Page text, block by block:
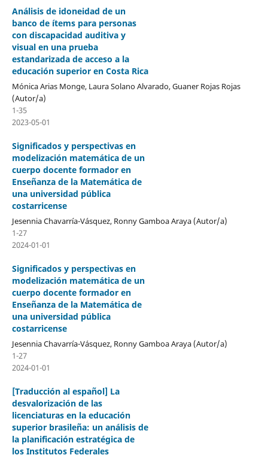
Análisis de idoneidad de un
banco de ítems para personas
con discapacidad auditiva y
visual en una prueba
estandarizada de acceso a la
educación superior en Costa Rica
Mónica Arias Monge, Laura Solano Alvarado, Guaner Rojas Rojas
(Autor/a)
1-35
2023-05-01
Significados y perspectivas en
modelización matemática de un
cuerpo docente formador en
Enseñanza de la Matemática de
una universidad pública
costarricense
Jesennia Chavarría-Vásquez, Ronny Gamboa Araya (Autor/a)
1-27
2024-01-01
Significados y perspectivas en
modelización matemática de un
cuerpo docente formador en
Enseñanza de la Matemática de
una universidad pública
costarricense
Jesennia Chavarría-Vásquez, Ronny Gamboa Araya (Autor/a)
1-27
2024-01-01
[Traducción al español] La
desvalorización de las
licenciaturas en la educación
superior brasileña: un análisis de
la planificación estratégica de
los Institutos Federales